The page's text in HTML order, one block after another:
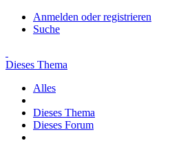
Anmelden oder registrieren
Suche
Dieses Thema
Alles
Dieses Thema
Dieses Forum